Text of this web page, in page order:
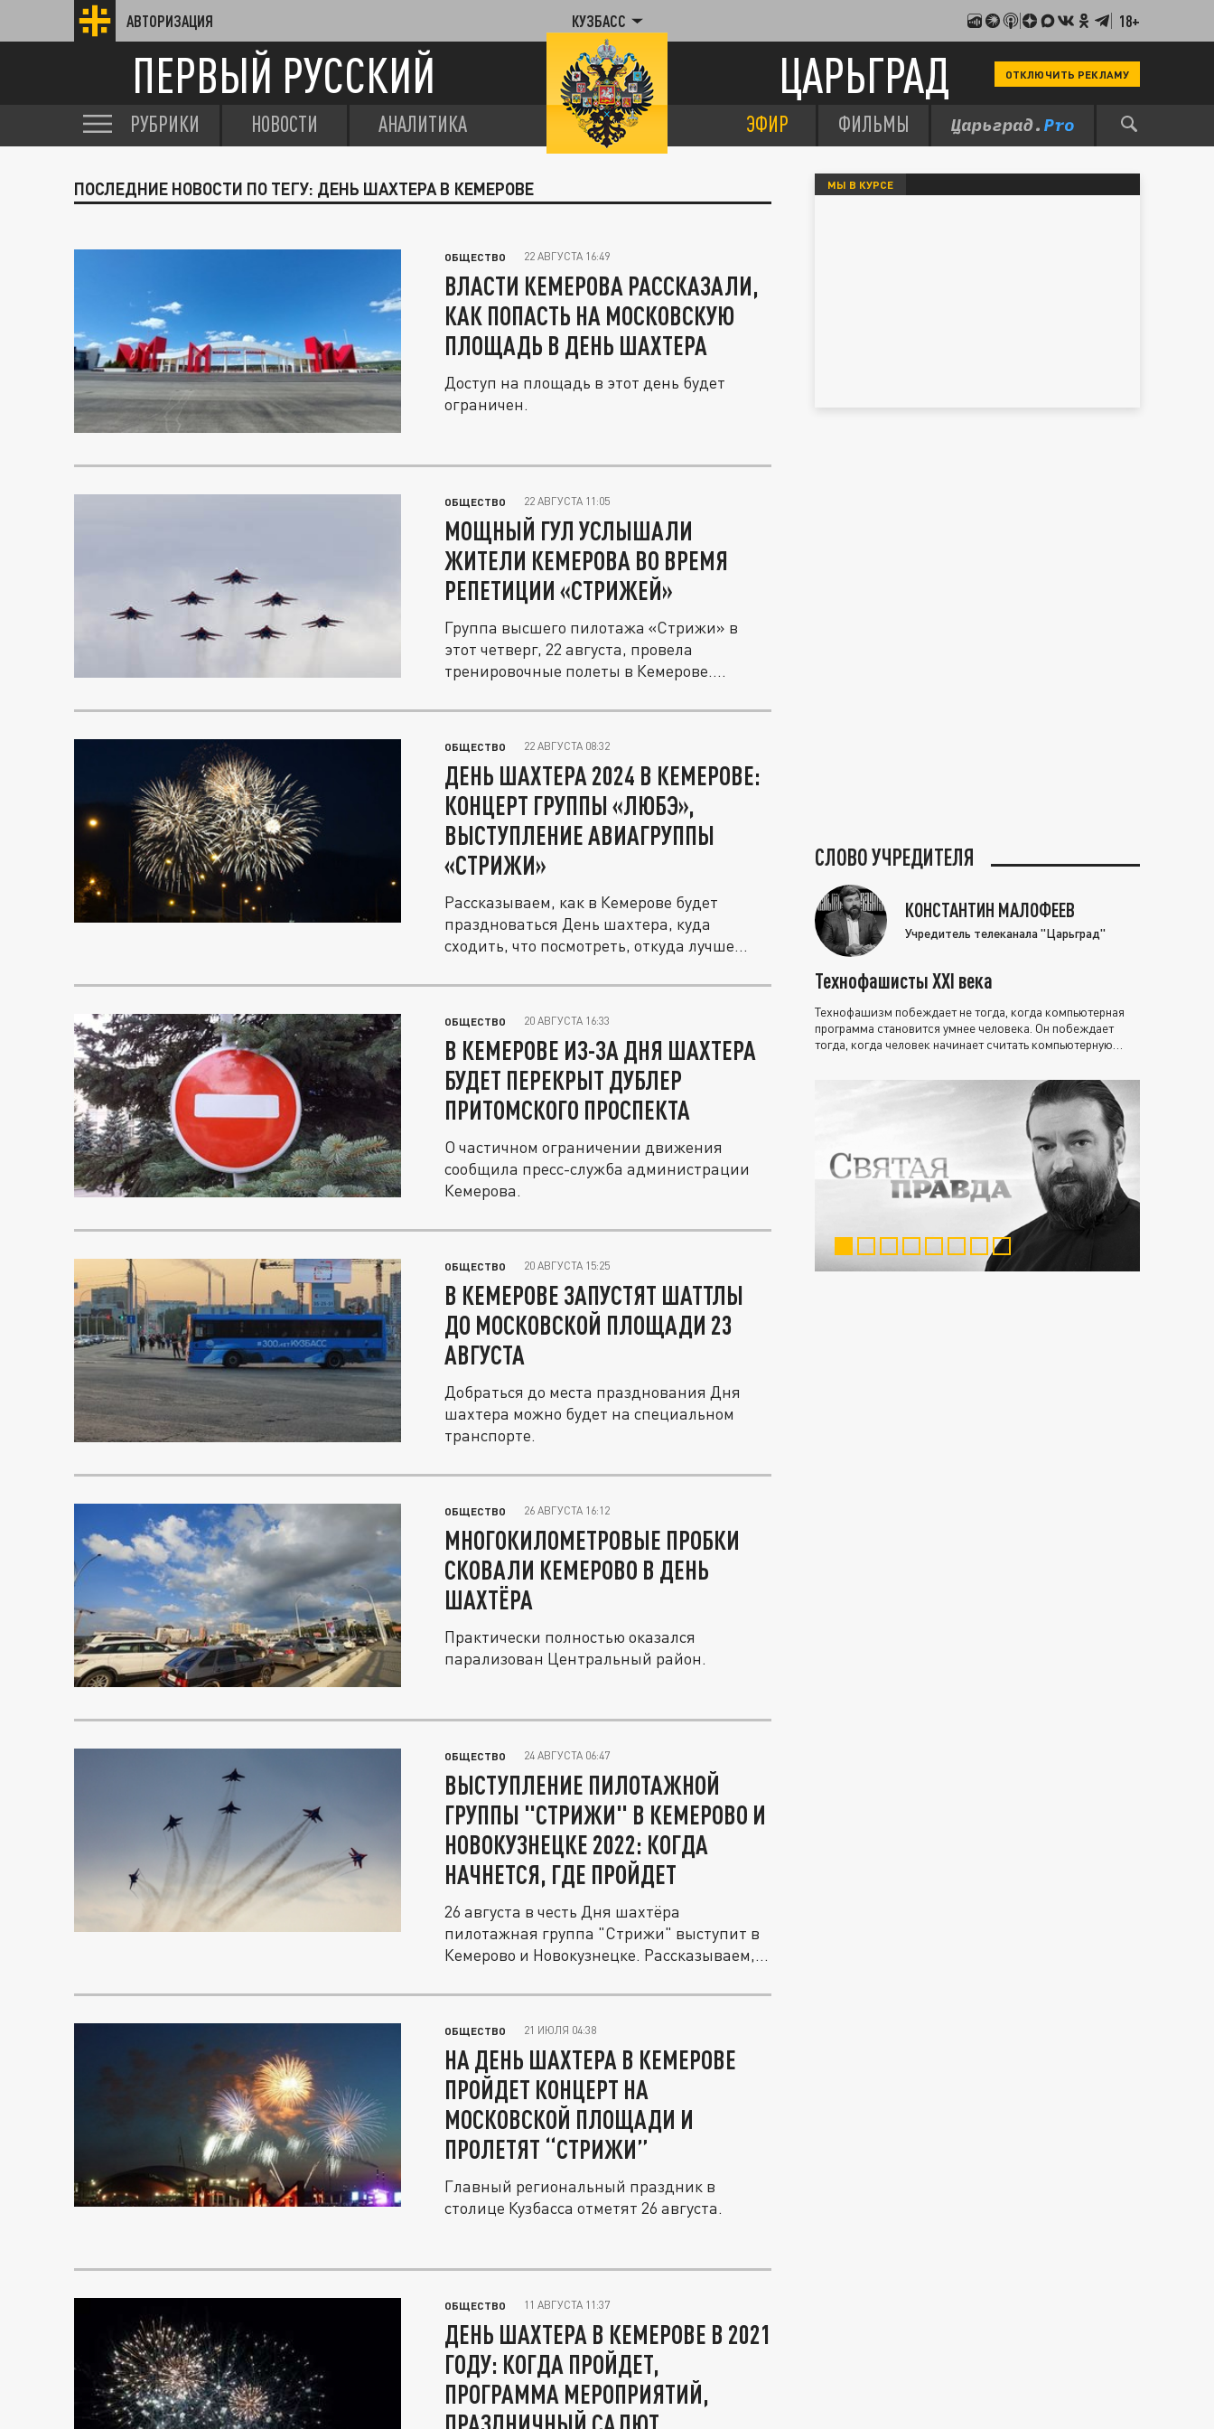
АВТОРИЗАЦИЯ КУЗБАСС 18+
ПЕРВЫЙ РУССКИЙ ЦАРЬГРАД ОТКЛЮЧИТЬ РЕКЛАМУ
РУБРИКИ НОВОСТИ АНАЛИТИКА ЭФИР ФИЛЬМЫ
ПОСЛЕДНИЕ НОВОСТИ ПО ТЕГУ: ДЕНЬ ШАХТЕРА В КЕМЕРОВЕ
ОБЩЕСТВО 22 АВГУСТА 16:49
ВЛАСТИ КЕМЕРОВА РАССКАЗАЛИ,
КАК ПОПАСТЬ НА МОСКОВСКУЮ
ПЛОЩАДЬ В ДЕНЬ ШАХТЕРА
Доступ на площадь в этот день будет
ограничен.
ОБЩЕСТВО 22 АВГУСТА 11:05
МОЩНЫЙ ГУЛ УСЛЫШАЛИ
ЖИТЕЛИ КЕМЕРОВА ВО ВРЕМЯ
РЕПЕТИЦИИ «СТРИЖЕЙ»
Группа высшего пилотажа «Стрижи» в
этот четверг, 22 августа, провела
тренировочные полеты в Кемерове.
ОБЩЕСТВО 22 АВГУСТА 08:32
ДЕНЬ ШАХТЕРА 2024 В КЕМЕРОВЕ:
КОНЦЕРТ ГРУППЫ «ЛЮБЭ»,
ВЫСТУПЛЕНИЕ АВИАГРУППЫ
«СТРИЖИ»
Рассказываем, как в Кемерове будет
праздноваться День шахтера, куда
сходить, что посмотреть, откуда лучше...
ОБЩЕСТВО 20 АВГУСТА 16:33
В КЕМЕРОВЕ ИЗ-ЗА ДНЯ ШАХТЕРА
БУДЕТ ПЕРЕКРЫТ ДУБЛЕР
ПРИТОМСКОГО ПРОСПЕКТА
О частичном ограничении движения
сообщила пресс-служба администрации
Кемерова.
ОБЩЕСТВО 20 АВГУСТА 15:25
В КЕМЕРОВЕ ЗАПУСТЯТ ШАТТЛЫ
ДО МОСКОВСКОЙ ПЛОЩАДИ 23
АВГУСТА
Добраться до места празднования Дня
шахтера можно будет на специальном
транспорте.
ОБЩЕСТВО 26 АВГУСТА 16:12
МНОГОКИЛОМЕТРОВЫЕ ПРОБКИ
СКОВАЛИ КЕМЕРОВО В ДЕНЬ
ШАХТЁРА
Практически полностью оказался
парализован Центральный район.
ОБЩЕСТВО 24 АВГУСТА 06:47
ВЫСТУПЛЕНИЕ ПИЛОТАЖНОЙ
ГРУППЫ "СТРИЖИ" В КЕМЕРОВО И
НОВОКУЗНЕЦКЕ 2022: КОГДА
НАЧНЕТСЯ, ГДЕ ПРОЙДЕТ
26 августа в честь Дня шахтёра
пилотажная группа "Стрижи" выступит в
Кемерово и Новокузнецке. Рассказываем,...
ОБЩЕСТВО 21 ИЮЛЯ 04:38
НА ДЕНЬ ШАХТЕРА В КЕМЕРОВЕ
ПРОЙДЕТ КОНЦЕРТ НА
МОСКОВСКОЙ ПЛОЩАДИ И
ПРОЛЕТЯТ “СТРИЖИ”
Главный региональный праздник в
столице Кузбасса отметят 26 августа.
ОБЩЕСТВО 11 АВГУСТА 11:37
ДЕНЬ ШАХТЕРА В КЕМЕРОВЕ В 2021
ГОДУ: КОГДА ПРОЙДЕТ,
ПРОГРАММА МЕРОПРИЯТИЙ,
МЫ В КУРСЕ
СЛОВО УЧРЕДИТЕЛЯ
КОНСТАНТИН МАЛОФЕЕВ
Учредитель телеканала "Царьград"
Технофашисты XXI века
Технофашизм побеждает не тогда, когда компьютерная
программа становится умнее человека. Он побеждает
тогда, когда человек начинает считать компьютерную